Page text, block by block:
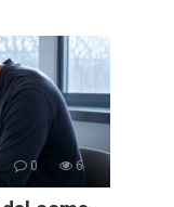
0 6